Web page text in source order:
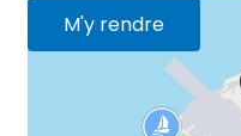
M'y rendre